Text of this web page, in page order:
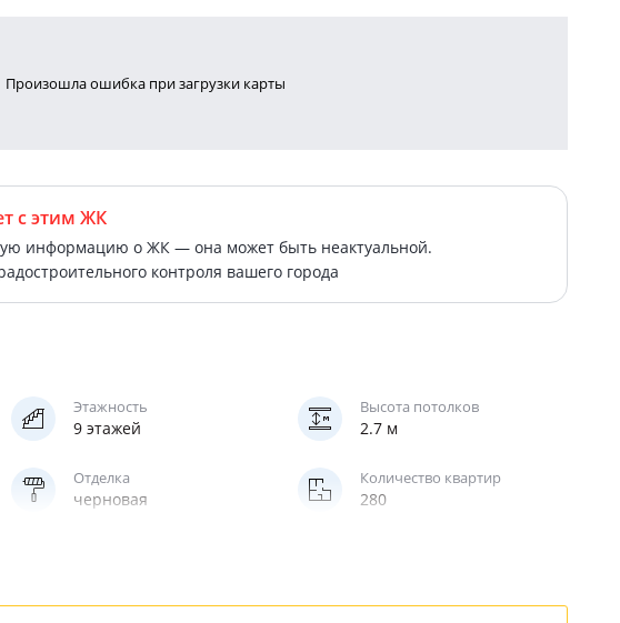
Произошла ошибка при загрузки карты
с этим ЖК
информацию о ЖК — она может быть неактуальной.
контроля вашего города
Этажность
9 этажей
Высота потолков
2.7 м
Отделка
черновая
Количество квартир
280